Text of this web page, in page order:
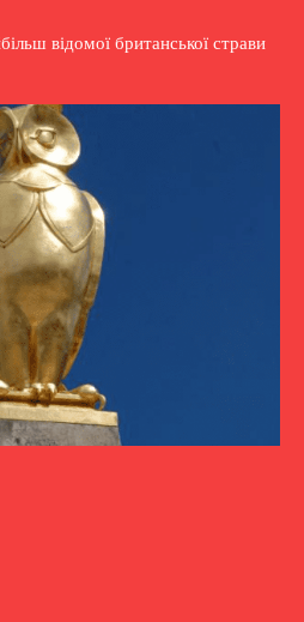
відомої британської страви